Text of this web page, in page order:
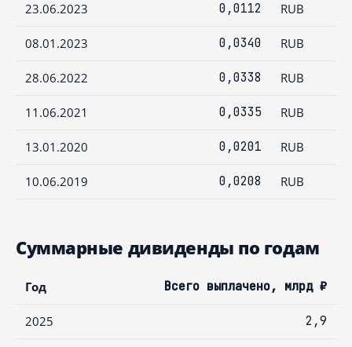
23.06.2023 0,0112 RUB
08.01.2023 0,0340 RUB
28.06.2022 0,0338 RUB
11.06.2021 0,0335 RUB
13.01.2020 0,0201 RUB
10.06.2019 0,0208 RUB
Суммарные дивиденды по годам
Год Всего выплачено, млрд ₽
2025 2,9